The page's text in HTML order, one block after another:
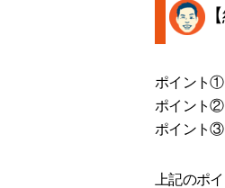
ポイント
ポイント
ポイント
上記のポ